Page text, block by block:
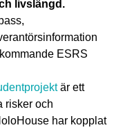
livslängd.
ESRS
är ett
risker och
har kopplat